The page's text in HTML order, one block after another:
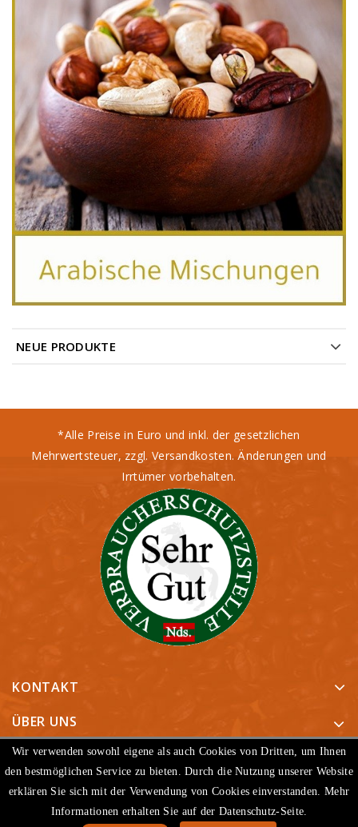
Wir verwenden sowohl eigene als auch Cookies von Dritten, um Ihnen
den bestmöglichen Service zu bieten. Durch die Nutzung unserer Website
erklären Sie sich mit der Verwendung von Cookies einverstanden. Mehr
Informationen erhalten Sie auf der Datenschutz-Seite.
NEUE PRODUKTE
*Alle Preise in Euro und inkl. der gesetzlichen
Mehrwertsteuer, zzgl. Versandkosten. Änderungen und
Irrtümer vorbehalten.
KONTAKT
ÜBER UNS
ARTIKEL
UNTERNEHMEN
© 2026 - Shop-Software von PrestaShop™